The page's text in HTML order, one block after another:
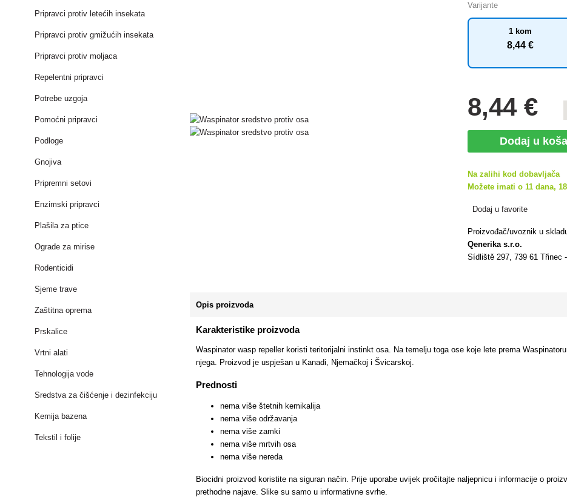
Pripravci protiv letećih insekata
Pripravci protiv gmižućih insekata
Pripravci protiv moljaca
Repelentni pripravci
Potrebe uzgoja
Pomoćni pripravci
Podloge
Gnojiva
Pripremni setovi
Enzimski pripravci
Plašila za ptice
Ograde za mirise
Rodenticidi
Sjeme trave
Zaštitna oprema
Prskalice
Vrtni alati
Tehnologija vode
Sredstva za čišćenje i dezinfekciju
Kemija bazena
Tekstil i folije
Varijante
1 kom
8,44 €
8,44 €
Dodaj u
Na zalihi kod dobavljača
Možete imati o 11 dana,
Dodaj u favorite
Proizvođač/uvoznik u
Qenerika s.r.o.
Sídliště 297, 739 61 Třinec
Opis proizvoda
Karakteristike proizvoda
Waspinator wasp repeller koristi teritorijalni instinkt osa. Na temelju toga ose koje lete prema
njega. Proizvod je uspješan u Kanadi, Njemačkoj i Švicarskoj.
Prednosti
nema više štetnih kemikalija
nema više održavanja
nema više zamki
nema više mrtvih osa
nema više nereda
Biocidni proizvod koristite na siguran način. Prije uporabe uvijek pročitajte naljepnicu i informacije o
prethodne najave. Slike su samo u informativne svrhe.